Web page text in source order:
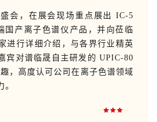
会，在展会现场重点展出 IC-5
国产离子色谱仪产品，并向莅临
进行详细介绍，与各界行业精英
宾对谱临晟自主研发的 UPIC-80
，高度认可公司在离子色谱领域